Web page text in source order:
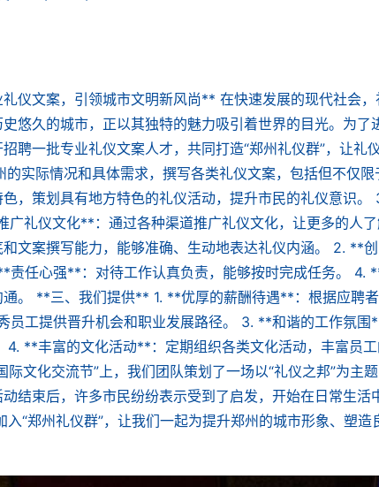
文案，引领城市文明新风尚** 在快速发展的现代社会，
悠久的城市，正以其独特的魅力吸引着世界的目光。为
聘一批专业礼仪文案人才，共同打造“郑州礼仪群”，让
实际情况和具体需求，撰写各类礼仪文案，包括但不仅
，策划具有地方特色的礼仪活动，提升市民的礼仪意识
广礼仪文化**：通过各种渠道推广礼仪文化，让更多的人
文案撰写能力，能够准确、生动地表达礼仪内涵。 2. **
责任心强**：对待工作认真负责，能够按时完成任务。 4.
。 **三、我们提供** 1. **优厚的薪酬待遇**：根据应聘
工提供晋升机会和职业发展路径。 3. **和谐的工作氛围
4. **丰富的文化活动**：定期组织各类文化活动，丰富员
文化交流节”上，我们团队策划了一场以“礼仪之邦”为主
结束后，许多市民纷纷表示受到了启发，开始在日常生
“郑州礼仪群”，让我们一起为提升郑州的城市形象、塑